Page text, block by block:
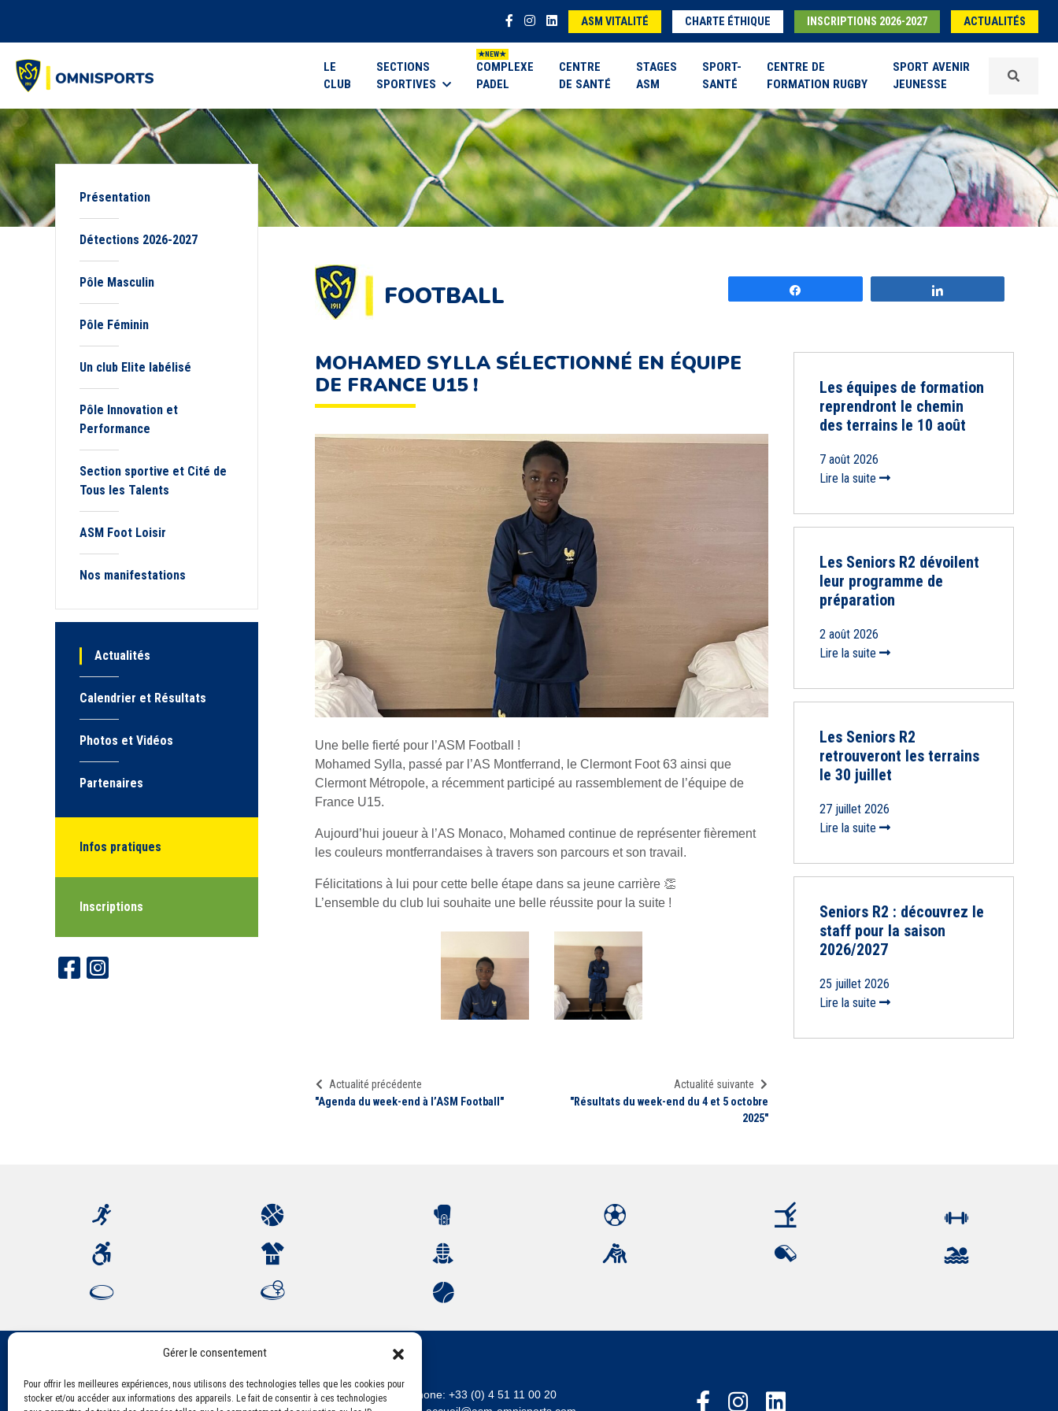
Gérer le consentement
Pour offrir les meilleures expériences, nous utilisons des technologies telles que les cookies pour
stocker et/ou accéder aux informations des appareils. Le fait de consentir à ces technologies
ASM VITALITÉ CHARTE ÉTHIQUE INSCRIPTIONS 2026-2027 ACTUALITÉS
LE
CLUB
SECTIONS
SPORTIVES
COMPLEXE
PADEL
CENTRE
DE SANTÉ
STAGES
ASM
SPORT-
SANTÉ
CENTRE DE
FORMATION RUGBY
SPORT AVENIR
JEUNESSE
Présentation
Détections 2026-2027
Pôle Masculin
Pôle Féminin
Un club Elite labélisé
Pôle Innovation et
Performance
Section sportive et Cité de
Tous les Talents
ASM Foot Loisir
Nos manifestations
Actualités
Calendrier et Résultats
Photos et Vidéos
Partenaires
Infos pratiques
Inscriptions
FOOTBALL
MOHAMED SYLLA SÉLECTIONNÉ EN ÉQUIPE
DE FRANCE U15 !
Une belle fierté pour l’ASM Football !
Mohamed Sylla, passé par l’AS Montferrand, le Clermont Foot 63 ainsi que
Clermont Métropole, a récemment participé au rassemblement de l’équipe de
France U15.
Aujourd’hui joueur à l’AS Monaco, Mohamed continue de représenter fièrement
les couleurs montferrandaises à travers son parcours et son travail.
Félicitations à lui pour cette belle étape dans sa jeune carrière 👏
L’ensemble du club lui souhaite une belle réussite pour la suite !
Actualité précédente
"Agenda du week-end à l’ASM Football"
Actualité suivante
"Résultats du week-end du 4 et 5 octobre
2025"
Les équipes de formation
reprendront le chemin
des terrains le 10 août
7 août 2026
Lire la suite
Les Seniors R2 dévoilent
leur programme de
préparation
2 août 2026
Lire la suite
Les Seniors R2
retrouveront les terrains
le 30 juillet
27 juillet 2026
Lire la suite
Seniors R2 : découvrez le
staff pour la saison
2026/2027
25 juillet 2026
Lire la suite
Association Sportive Montferrandaise
84, boulevard Léon Jouhaux
Téléphone: +33 (0) 4 51 11 00 20